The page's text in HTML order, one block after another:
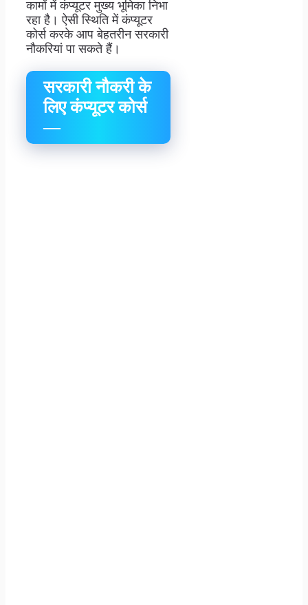
कामों में कंप्यूटर मुख्य भूमिका निभा
रहा है। ऐसी स्थिति में कंप्यूटर
कोर्स करके आप बेहतरीन सरकारी
नौकरियां पा सकते हैं।
सरकारी नौकरी के
लिए कंप्यूटर कोर्स
—